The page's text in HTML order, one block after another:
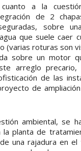
a la
de 2
sobre
que suele caer
(varias roturas son
sobre un motor
arreglo
de las
de
ambiental, se
la planta de
una rajadura en